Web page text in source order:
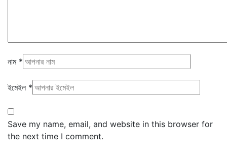
নাম *
ইমেইল *
Save my name, email, and website in this browser for
the next time I comment.